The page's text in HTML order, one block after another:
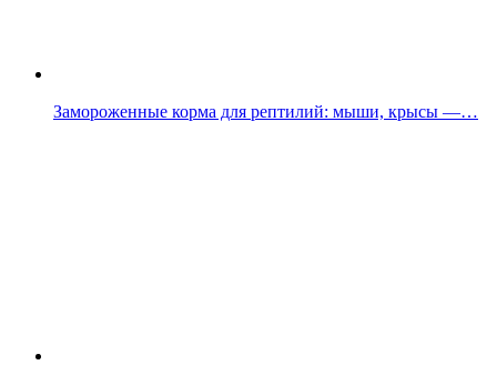
Замороженные корма для рептилий: мыши, крысы —…